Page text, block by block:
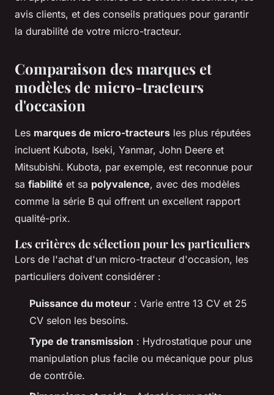
avis clients, et des conseils pratiques pour garantir
la durabilité de votre micro-tracteur.
Comparaison des marques et
modèles de micro-tracteurs
d'occasion
Les marques de micro-tracteurs les plus réputées
incluent Kubota, Iseki, Yanmar, John Deere et
Mitsubishi. Kubota, par exemple, est reconnue pour
sa fiabilité et sa polyvalence, avec des modèles
comme la série B qui offrent un excellent rapport
qualité-prix.
Les critères de sélection pour les particuliers
Lors de l'achat d'un micro-tracteur d'occasion, les
particuliers doivent considérer :
Puissance du moteur : Varie entre 13 CV et 25
CV selon les besoins.
Type de transmission : Hydrostatique pour une
manipulation plus facile ou mécanique pour plus
de contrôle.